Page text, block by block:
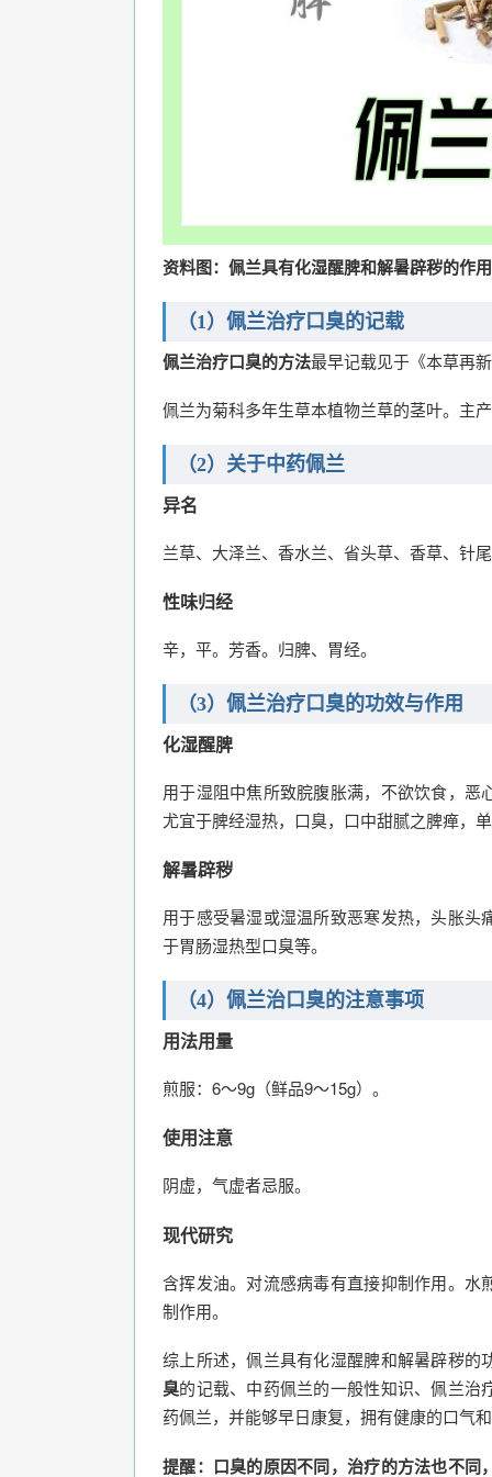
资料图：佩兰具有化湿醒脾和解暑辟秽的作
（1）佩兰治疗口臭的记载
佩兰治疗口臭的方法最早记载见于《本草再
佩兰为菊科多年生草本植物兰草的茎叶。主
（2）关于中药佩兰
异名
兰草、大泽兰、香水兰、省头草、香草、针
性味归经
辛，平。芳香。归脾、胃经。
（3）佩兰治疗口臭的功效与作用
化湿醒脾
用于湿阻中焦所致脘腹胀满，不欲饮食，
尤宜于脾经湿热，口臭，口中甜腻之脾瘅，
解暑辟秽
用于感受暑湿或湿温所致恶寒发热，头胀
于胃肠湿热型口臭等。
（4）佩兰治口臭的注意事项
用法用量
煎服：6～9g（鲜品9～15g）。
使用注意
阴虚，气虚者忌服。
现代研究
含挥发油。对流感病毒有直接抑制作用。
制作用。
综上所述，佩兰具有化湿醒脾和解暑辟秽
臭的记载、中药佩兰的一般性知识、佩兰
药佩兰，并能够早日康复，拥有健康的口气
提醒：口臭的原因不同，治疗的方法也不